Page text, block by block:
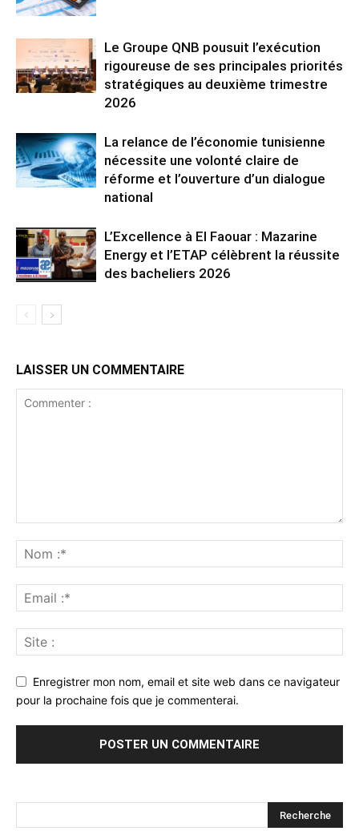
Le Groupe QNB pousuit l’exécution
rigoureuse de ses principales priorités
stratégiques au deuxième trimestre
2026
La relance de l’économie tunisienne
nécessite une volonté claire de
réforme et l’ouverture d’un dialogue
national
L’Excellence à El Faouar : Mazarine
Energy et l’ETAP célèbrent la réussite
des bacheliers 2026
LAISSER UN COMMENTAIRE
Enregistrer mon nom, email et site web dans ce navigateur
pour la prochaine fois que je commenterai.